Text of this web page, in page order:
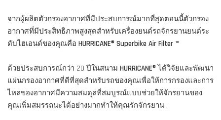
จากผู้ผลิตตัวกรองอากาศที่มีประสบการณ์มากที่สุดตอนนี้ตัวกรอง
อากาศที่มีประสิทธิภาพสูงสุดสำหรับเครื่องยนต์รถจักรยานยนต์ระ
ดับไฮเอนด์ของคุณคือ HURRICANE® Superbike Air Filter ™
ด้วยประสบการณ์กว่า 20 ปีในสนาม HURRICANE® ได้วิจัยและพัฒนา
แผ่นกรองอากาศที่ดีที่สุดสำหรับรถของคุณเพื่อให้การกรองและการ
ไหลของอากาศมีความสมดุลที่สมบูรณ์แบบช่วยให้จักรยานของ
คุณเพิ่มสมรรถนะได้อย่างมากทำให้คุณรักจักรยาน .